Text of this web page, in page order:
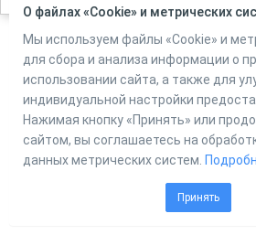
Online Test
О файлах «Cookie» и метрических
Мы используем файлы «Cookie» и
для сбора и анализа информации о
использовании сайта, а также для
индивидуальной настройки
Нажимая кнопку «Принять» или
сайтом, вы соглашаетесь на
данных метрических систем.
Принять